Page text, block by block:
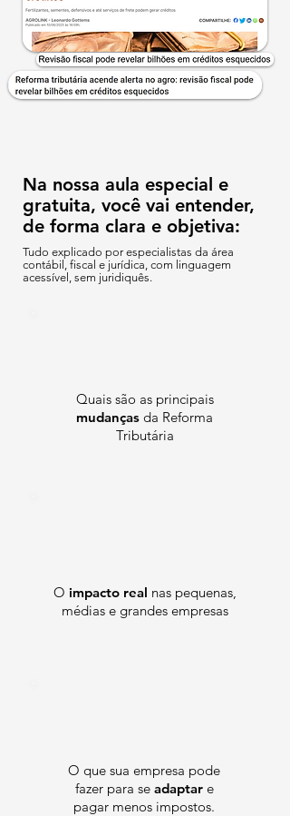
Na nossa aula especial e
gratuita, você vai entender,
de forma clara e objetiva:
Tudo explicado por especialistas da área
contábil, fiscal e jurídica, com linguagem
acessível, sem juridiquês.
Quais são as principais
mudanças da Reforma
Tributária
O impacto real nas pequenas,
médias e grandes empresas
O que sua empresa pode
fazer para se adaptare
pagar menos impostos.